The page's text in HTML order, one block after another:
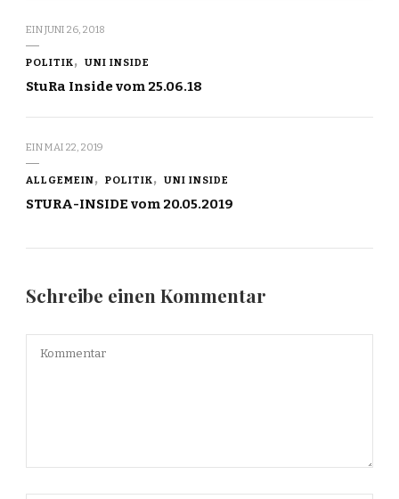
EINJUNI 26, 2018
POLITIK UNI INSIDE
StuRa Inside vom 25.06.18
EINMAI 22, 2019
ALLGEMEIN POLITIK UNI INSIDE
STURA-INSIDE vom 20.05.2019
Schreibe einen Kommentar